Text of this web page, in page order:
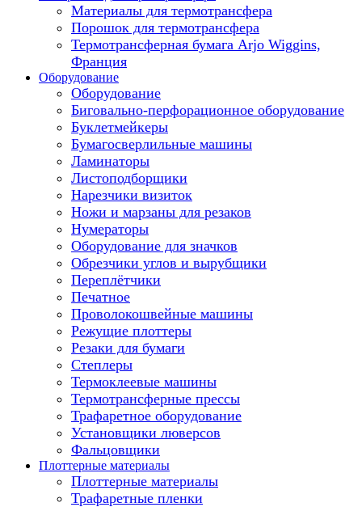
Материалы для термотрансфера
Порошок для термотрансфера
Термотрансферная бумага Arjo Wiggins,
Франция
Оборудование
Оборудование
Биговально-перфорационное оборудование
Буклетмейкеры
Бумагосверлильные машины
Ламинаторы
Листоподборщики
Нарезчики визиток
Ножи и марзаны для резаков
Нумераторы
Оборудование для значков
Обрезчики углов и вырубщики
Переплётчики
Печатное
Проволокошвейные машины
Режущие плоттеры
Резаки для бумаги
Степлеры
Термоклеевые машины
Термотрансферные прессы
Трафаретное оборудование
Установщики люверсов
Фальцовщики
Плоттерные материалы
Плоттерные материалы
Трафаретные пленки